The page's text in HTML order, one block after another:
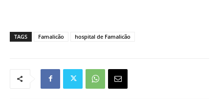
TAGS Famalicão hospital de Famalicão